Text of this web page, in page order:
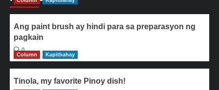
Ang paint brush ay hindi para sa preparasyon ng
pagkain
0
Column
Kapitbahay
Tinola, my favorite Pinoy dish!